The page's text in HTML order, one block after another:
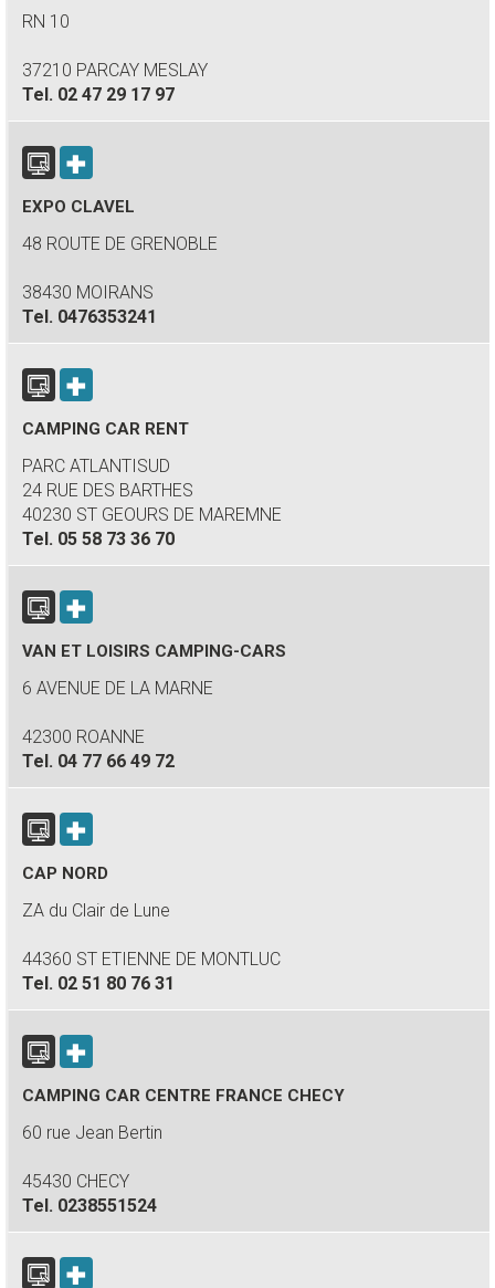
RN 10
37210 PARCAY MESLAY
Tel. 02 47 29 17 97
EXPO CLAVEL
48 ROUTE DE GRENOBLE
38430 MOIRANS
Tel. 0476353241
CAMPING CAR RENT
PARC ATLANTISUD
24 RUE DES BARTHES
40230 ST GEOURS DE MAREMNE
Tel. 05 58 73 36 70
VAN ET LOISIRS CAMPING-CARS
6 AVENUE DE LA MARNE
42300 ROANNE
Tel. 04 77 66 49 72
CAP NORD
ZA du Clair de Lune
44360 ST ETIENNE DE MONTLUC
Tel. 02 51 80 76 31
CAMPING CAR CENTRE FRANCE CHECY
60 rue Jean Bertin
45430 CHECY
Tel. 0238551524